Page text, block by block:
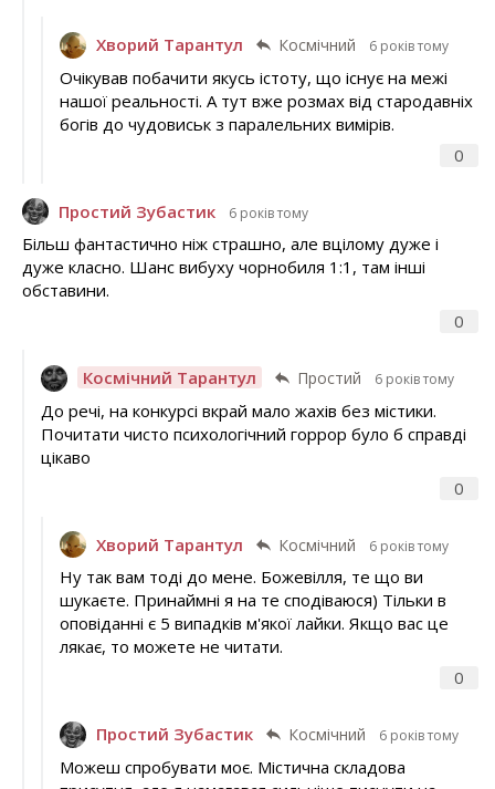
Хворий Тарантул Космічний 6 років тому
0
Очікував побачити якусь істоту, що існує на межі
нашої реальності. А тут вже розмах від стародавніх
богів до чудовиськ з паралельних вимірів.
Простий Зубастик 6 років тому
0
Більш фантастично ніж страшно, але вцілому дуже і
дуже класно. Шанс вибуху чорнобиля 1:1, там інші
обставини.
Космічний Тарантул Простий 6 років тому
0
До речі, на конкурсі вкрай мало жахів без містики.
Почитати чисто психологічний горрор було б справді
цікаво
Хворий Тарантул Космічний 6 років тому
0
Ну так вам тоді до мене. Божевілля, те що ви
шукаєте. Принаймні я на те сподіваюся) Тільки в
оповіданні є 5 випадків м'якої лайки. Якщо вас це
лякає, то можете не читати.
Простий Зубастик Космічний 6 років тому
Можеш спробувати моє. Містична складова